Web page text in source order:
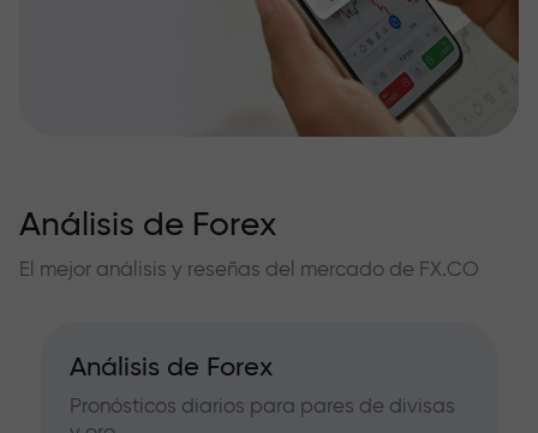
Análisis de Forex
El mejor análisis y reseñas del mercado de FX.CO
Análisis de Forex
Pronósticos diarios para pares de divisas